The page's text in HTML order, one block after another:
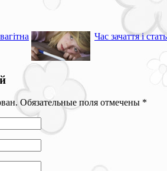
Час зачаття і
Обязательные поля отмечены *